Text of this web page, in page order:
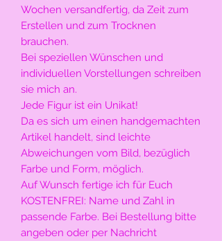
Wochen versandfertig, da Zeit zum
Erstellen und zum Trocknen
brauchen.
Bei speziellen Wünschen und
individuellen Vorstellungen schreiben
sie mich an.
Jede Figur ist ein Unikat!
Da es sich um einen handgemachten
Artikel handelt, sind leichte
Abweichungen vom Bild, bezüglich
Farbe und Form, möglich.
Auf Wunsch fertige ich für Euch
KOSTENFREI: Name und Zahl in
passende Farbe. Bei Bestellung bitte
angeben oder per Nachricht